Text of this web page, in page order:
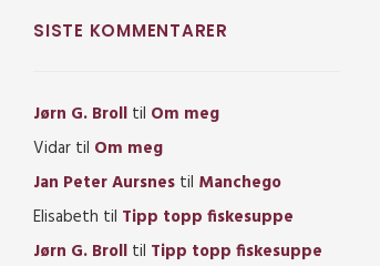
SISTE KOMMENTARER
Jørn G. Broll til Om meg
Vidar til Om meg
Jan Peter Aursnes til Manchego
Elisabeth til Tipp topp fiskesuppe
Jørn G. Broll til Tipp topp fiskesuppe